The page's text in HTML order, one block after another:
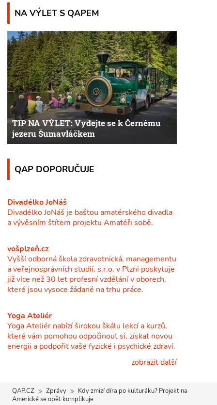
NA VÝLET S QAPEM
TIP NA VÝLET: Vydejte se k Černému
jezeru Šumavláčkem
QAP DOPORUČUJE
Divadélko JoNáš
Divadélko JoNáš je baštou amatérského divadla
a vývěsním štítem projektu Amatéři sobě.
vošplzeň.cz
Vyšší odborná škola zdravotnická, managementu
a veřejnosprávních studií, s.r.o. v Plzni poskytuje
již více než 30 let profesní vzdělání v oborech,
které jsou vysoce žádané na trhu práce.
Yoga Ateliér
Yoga Ateliér nabízí širokou škálu lekcí a kurzů,
které vám pomohou odpočinout si, získat novou
energii a podpořit vaše fyzické i psychické zdraví.
zobrazit další
QAP.CZ Zprávy
Kdy zmizí díra po kulturáku? Projekt na
Americké se opět komplikuje